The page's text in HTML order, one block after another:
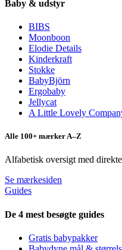
Baby & udstyr
BIBS
Moonboon
Elodie Details
Kinderkraft
Stokke
BabyBjörn
Ergobaby
Jellycat
A Little Lovely
Alle 100+ mærker A–Z
Alfabetisk oversigt med
Se mærkesiden
Guides
De 4 mest besøgte guides
Gratis babypakker